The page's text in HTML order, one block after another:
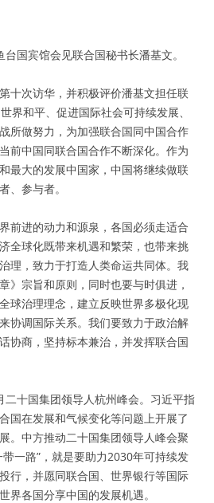
国宾馆会见联合国秘书长潘基文。
十次访华，并积极评价潘基文担任联
界和平、促进国际社会可持续发展、
所做努力，为加强联合国同中国合作
前中国同联合国合作不断深化。作为
最大的发展中国家，中国将继续做联
、参与者。
前进的动力和源泉，各国必须走适合
全球化既带来机遇和繁荣，也带来挑
理，致力于打造人类命运共同体。我
》宗旨和原则，同时也要与时俱进，
球治理理念，建立反映世界多极化现
协调国际关系。我们要致力于政治解
协商，坚持标本兼治，并发挥联合国
二十国集团领导人杭州峰会。习近平指
国在发展和气候变化等问题上开展了
。中方推动二十国集团领导人峰会聚
一路”，就是要助力2030年可持续发
行，并愿同联合国、世界银行等国际
界各国分享中国的发展机遇。